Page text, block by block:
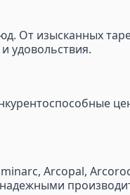
От изысканных
удовольствия.
Arcopal,